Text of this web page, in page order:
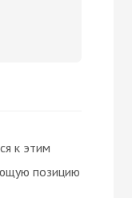
к этим
позицию